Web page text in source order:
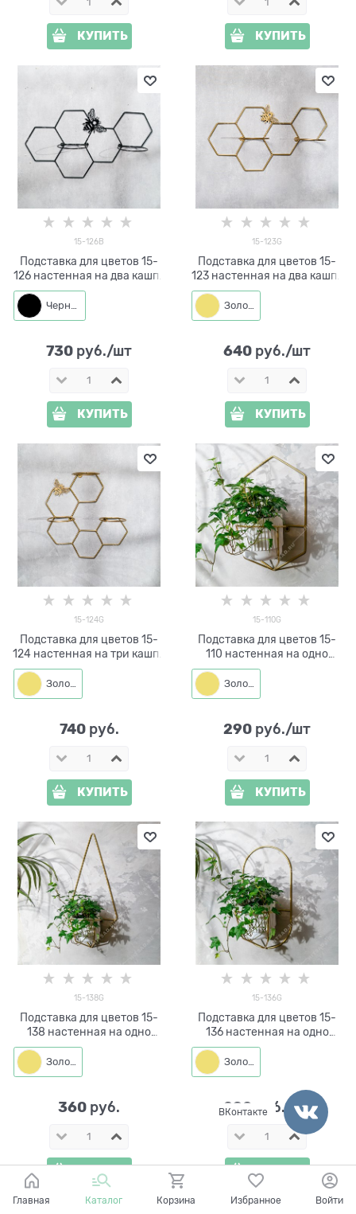
КУПИТЬ КУПИТЬ
15-126B
Подставка для цветов 15-
126 настенная на два кашпо
d=14см
Черный
730 руб./шт
КУПИТЬ
15-123G
Подставка для цветов 15-
123 настенная на два кашпо
d=14см
Золото
640 руб./шт
КУПИТЬ
15-124G
Подставка для цветов 15-
124 настенная на три кашпо
d=14см
Золото
740 руб.
КУПИТЬ
15-110G
Подставка для цветов 15-
110 настенная на одно
кашпо d=14см
Золото
290 руб./шт
КУПИТЬ
15-138G
Подставка для цветов 15-
138 настенная на одно
кашпо d=14см
Золото
360 руб.
КУПИТЬ
15-136G
Подставка для цветов 15-
136 настенная на одно
кашпо d=14см
Золото
290 руб./шт
КУПИТЬ
Главная Каталог Корзина Избранное Войти
ВКонтакте